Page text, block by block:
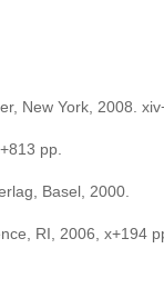
New York, 2008.
pp.
Basel, 2000.
RI, 2006, x+194